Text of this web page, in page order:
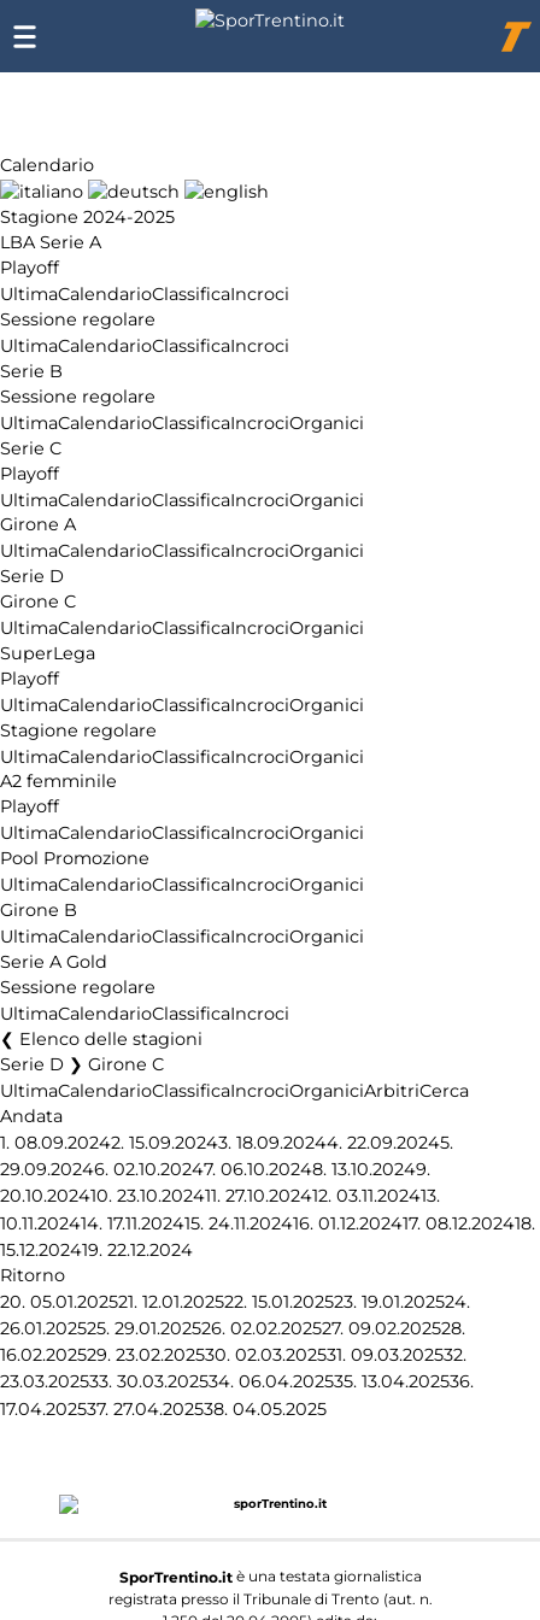
Calendario
Stagione 2024-2025
LBA Serie A
Playoff
UltimaCalendarioClassificaIncroci
Sessione regolare
UltimaCalendarioClassificaIncroci
Serie B
Sessione regolare
UltimaCalendarioClassificaIncrociOrganici
Serie C
Playoff
UltimaCalendarioClassificaIncrociOrganici
Girone A
UltimaCalendarioClassificaIncrociOrganici
Serie D
Girone C
UltimaCalendarioClassificaIncrociOrganici
SuperLega
Playoff
UltimaCalendarioClassificaIncrociOrganici
Stagione regolare
UltimaCalendarioClassificaIncrociOrganici
A2 femminile
Playoff
UltimaCalendarioClassificaIncrociOrganici
Pool Promozione
UltimaCalendarioClassificaIncrociOrganici
Girone B
UltimaCalendarioClassificaIncrociOrganici
Serie A Gold
Sessione regolare
UltimaCalendarioClassificaIncroci
Elenco delle stagioni
Serie D ❯ Girone C
UltimaCalendarioClassificaIncrociOrganiciArbitriCerca
Andata
1. 08.09.20242. 15.09.20243. 18.09.20244. 22.09.20245.
29.09.20246. 02.10.20247. 06.10.20248. 13.10.20249.
20.10.202410. 23.10.202411. 27.10.202412. 03.11.202413.
10.11.202414. 17.11.202415. 24.11.202416. 01.12.202417. 08.12.202418.
15.12.202419. 22.12.2024
Ritorno
20. 05.01.202521. 12.01.202522. 15.01.202523. 19.01.202524.
26.01.202525. 29.01.202526. 02.02.202527. 09.02.202528.
16.02.202529. 23.02.202530. 02.03.202531. 09.03.202532.
23.03.202533. 30.03.202534. 06.04.202535. 13.04.202536.
17.04.202537. 27.04.202538. 04.05.2025
SporTrentino.itè una testata giornalistica
registrata presso il Tribunale di Trento (aut. n.
Chi
siamo
Affiliazione